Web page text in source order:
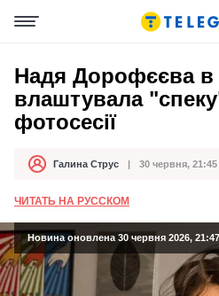
Надя Дорофєєва в
влаштувала
фотосесії
АвторГалина Струс
Дата публікації 30 червня, 21:45
ЧИТАТЬ НА РУССКОМ
Новина оновлена 30 червня 2026, 21:47